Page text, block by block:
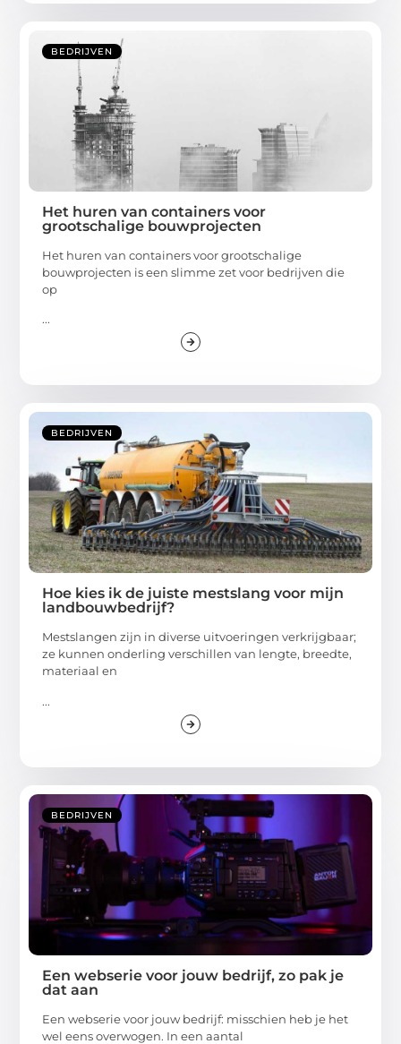
BEDRIJVEN
Het huren van containers voor
grootschalige bouwprojecten
Het huren van containers voor grootschalige
bouwprojecten is een slimme zet voor bedrijven die
op
...
BEDRIJVEN
Hoe kies ik de juiste mestslang voor mijn
landbouwbedrijf?
Mestslangen zijn in diverse uitvoeringen verkrijgbaar;
ze kunnen onderling verschillen van lengte, breedte,
materiaal en
...
BEDRIJVEN
Een webserie voor jouw bedrijf, zo pak je
dat aan
Een webserie voor jouw bedrijf: misschien heb je het
wel eens overwogen. In een aantal